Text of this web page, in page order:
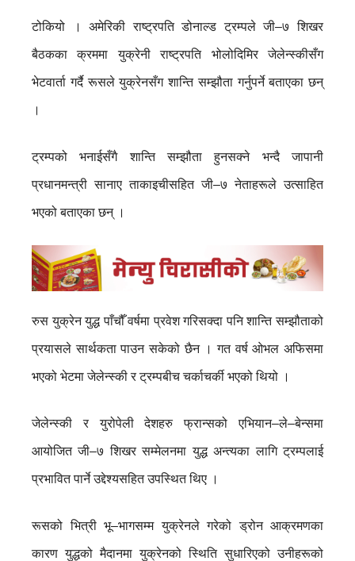
​​​​​टोकियो । अमेरिकी राष्ट्रपति डोनाल्ड ट्रम्पले जी–७ शिखर
बैठकका क्रममा युक्रेनी राष्ट्रपति भोलोदिमिर जेलेन्स्कीसँग
भेटवार्ता गर्दै रूसले युक्रेनसँग शान्ति सम्झौता गर्नुपर्ने बताएका छन्
।
ट्रम्पको भनाईसँगै शान्ति सम्झौता हुनसक्ने भन्दै जापानी
प्रधानमन्त्री सानाए ताकाइचीसहित जी–७ नेताहरूले उत्साहित
भएको बताएका छन् ।
रुस युक्रेन युद्ध पाँचौँ वर्षमा प्रवेश गरिसक्दा पनि शान्ति सम्झौताको
प्रयासले सार्थकता पाउन सकेको छैन । गत वर्ष ओभल अफिसमा
भएको भेटमा जेलेन्स्की र ट्रम्पबीच चर्काचर्की भएको थियो ।
जेलेन्स्की र युरोपेली देशहरु फ्रान्सको एभियान–ले–बेन्समा
आयोजित जी–७ शिखर सम्मेलनमा युद्ध अन्त्यका लागि ट्रम्पलाई
प्रभावित पार्ने उद्देश्यसहित उपस्थित थिए ।
रूसको भित्री भू–भागसम्म युक्रेनले गरेको ड्रोन आक्रमणका
कारण युद्धको मैदानमा युक्रेनको स्थिति सुधारिएको उनीहरूको